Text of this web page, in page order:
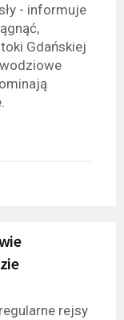
- informuje
Gdańskiej
rejsy